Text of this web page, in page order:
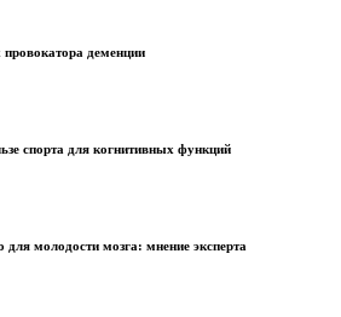
деменции
спорта для когнитивных функций
молодости мозга: мнение эксперта